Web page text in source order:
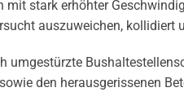
stark erhöhter
auszuweichen, kollidiert
umgestürzte
den herausgerissenen